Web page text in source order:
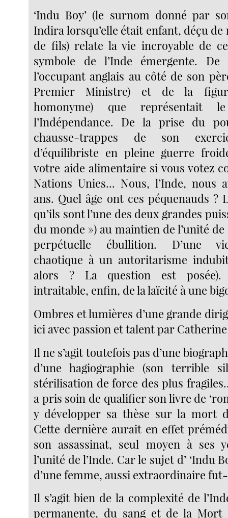
‘Indu Boy’ (le surnom donné par
Indira lorsqu’elle était enfant, déçu
de fils) relate la vie incroyable de
symbole de l’Inde émergente.
l’occupant anglais au côté de son
Premier Ministre) et de la
homonyme) que représentait
l’Indépendance. De la prise du
chausse-trappes de son
d’équilibriste en pleine guerre
votre aide alimentaire si vous votez
Nations Unies... Nous, l’Inde, nous
ans. Quel âge ont ces péquenauds ?
qu’ils sont l’une des deux grandes
du monde ») au maintien de l’unité de
perpétuelle ébullition. D’une
chaotique à un autoritarisme
alors ? La question est posée).
intraitable, enfin, de la laïcité à une
Ombres et lumières d’une grande
ici avec passion et talent par
Il ne s’agit toutefois pas d’une
d’une hagiographie (son terrible
stérilisation de force des plus
a pris soin de qualifier son livre de
y développer sa thèse sur la mort
Cette dernière aurait en effet
son assassinat, seul moyen à ses
l’unité de l’Inde. Car le sujet d’ ‘Indu
d’une femme, aussi extraordinaire
Il s’agit bien de la complexité de
permanente, du sang et de la Mort